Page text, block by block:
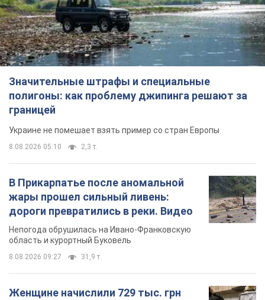
Значительные штрафы и специальные
полигоны: как проблему джипинга решают за
границей
Украине не помешает взять пример со стран Европы
8.08.2026 05:10 2,3 т.
В Прикарпатье после аномальной
жары прошел сильный ливень:
дороги превратились в реки. Видео
Непогода обрушилась на Ивано-Франковскую
область и курортный Буковель
8.08.2026 09:27 31,9 т.
Женщине начислили 729 тыс. грн